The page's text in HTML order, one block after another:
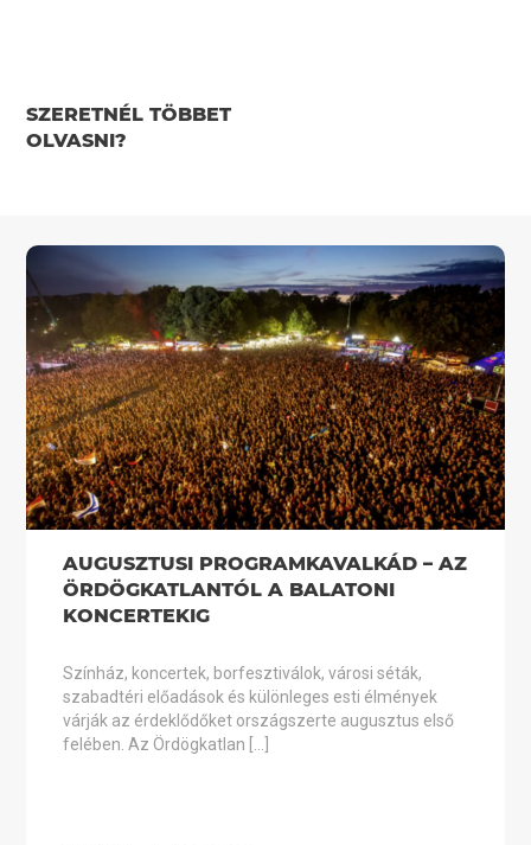
SZERETNÉL TÖBBET
OLVASNI?
AUGUSZTUSI PROGRAMKAVALKÁD – AZ
ÖRDÖGKATLANTÓL A BALATONI
KONCERTEKIG
Színház, koncertek, borfesztiválok, városi séták,
szabadtéri előadások és különleges esti élmények
várják az érdeklődőket országszerte augusztus első
felében. Az Ördögkatlan […]